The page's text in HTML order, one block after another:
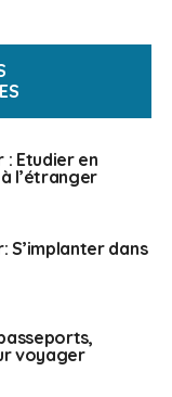
Etudier en
l’étranger
dans
voyager